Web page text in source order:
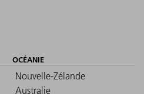
OCÉANIE
Nouvelle-Zélande
Australie